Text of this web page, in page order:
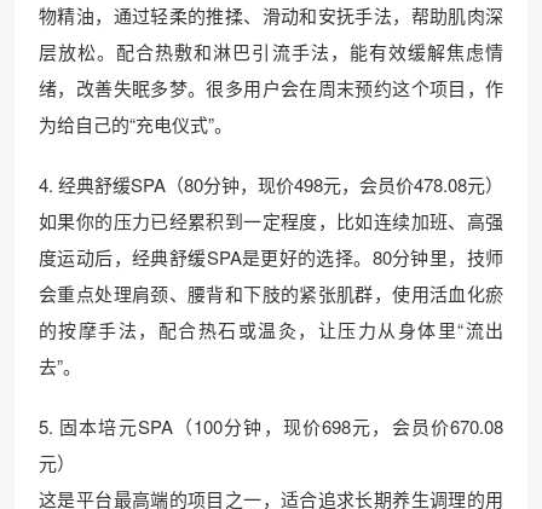
物精油，通过轻柔的推揉、滑动和安抚手法，帮助肌肉深
层放松。配合热敷和淋巴引流手法，能有效缓解焦虑情
绪，改善失眠多梦。很多用户会在周末预约这个项目，作
为给自己的“充电仪式”。
4. 经典舒缓SPA（80分钟，现价498元，会员价478.08元）
如果你的压力已经累积到一定程度，比如连续加班、高强
度运动后，经典舒缓SPA是更好的选择。80分钟里，技师
会重点处理肩颈、腰背和下肢的紧张肌群，使用活血化瘀
的按摩手法，配合热石或温灸，让压力从身体里“流出
去”。
5. 固本培元SPA（100分钟，现价698元，会员价670.08
元）
这是平台最高端的项目之一，适合追求长期养生调理的用